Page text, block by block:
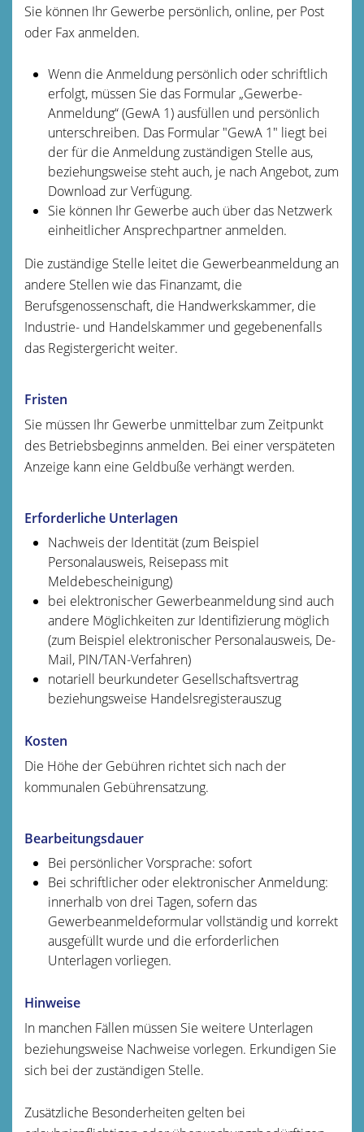
Sie können Ihr Gewerbe persönlich, online, per Post
oder Fax anmelden.
Wenn die Anmeldung persönlich oder schriftlich
erfolgt, müssen Sie das Formular „Gewerbe-
Anmeldung“ (GewA 1) ausfüllen und persönlich
unterschreiben. Das Formular "GewA 1" liegt bei
der für die Anmeldung zuständigen Stelle aus,
beziehungsweise steht auch, je nach Angebot, zum
Download zur Verfügung.
Sie können Ihr Gewerbe auch über das Netzwerk
einheitlicher Ansprechpartner anmelden.
Die zuständige Stelle leitet die Gewerbeanmeldung an
andere Stellen wie das Finanzamt, die
Berufsgenossenschaft, die Handwerkskammer, die
Industrie- und Handelskammer und gegebenenfalls
das Registergericht weiter.
Fristen
Sie müssen Ihr Gewerbe unmittelbar zum Zeitpunkt
des Betriebsbeginns anmelden. Bei einer verspäteten
Anzeige kann eine Geldbuße verhängt werden.
Erforderliche Unterlagen
Nachweis der Identität (zum Beispiel
Personalausweis, Reisepass mit
Meldebescheinigung)
bei elektronischer Gewerbeanmeldung sind auch
andere Möglichkeiten zur Identifizierung möglich
(zum Beispiel elektronischer Personalausweis, De-
Mail, PIN/TAN-Verfahren)
notariell beurkundeter Gesellschaftsvertrag
beziehungsweise Handelsregisterauszug
Kosten
Die Höhe der Gebühren richtet sich nach der
kommunalen Gebührensatzung.
Bearbeitungsdauer
Bei persönlicher Vorsprache: sofort
Bei schriftlicher oder elektronischer Anmeldung:
innerhalb von drei Tagen, sofern das
Gewerbeanmeldeformular vollständig und korrekt
ausgefüllt wurde und die erforderlichen
Unterlagen vorliegen.
Hinweise
In manchen Fällen müssen Sie weitere Unterlagen
beziehungsweise Nachweise vorlegen. Erkundigen Sie
sich bei der zuständigen Stelle.
Zusätzliche Besonderheiten gelten bei